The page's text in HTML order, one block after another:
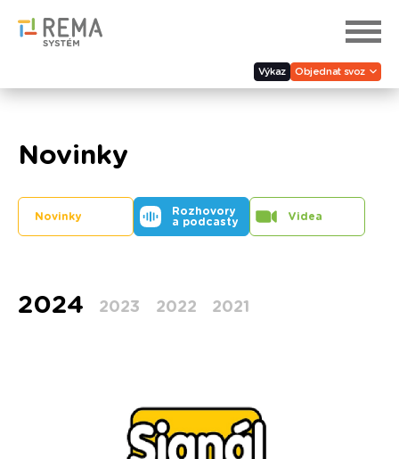
Výkaz Objednat svoz
Novinky
Novinky
Rozhovory
a podcasty
Videa
2024 2023 2022 2021